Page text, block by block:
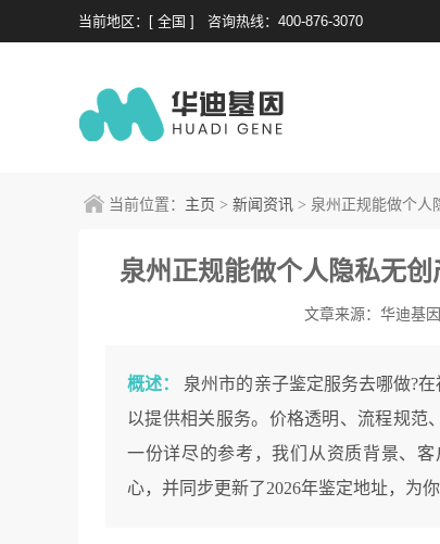
当前地区：[ 全国 ] 咨询热线：400-876-3070
当前位置： 主页 > 新闻资讯 > 泉州正规能做个人
泉州正规能做个人隐私无
文章来源：华迪基因
概述：
泉州市的亲子鉴定服务去哪做?
以提供相关服务。价格透明、流程规范
一份详尽的参考，我们从资质背景、
心，并同步更新了2026年鉴定地址，为